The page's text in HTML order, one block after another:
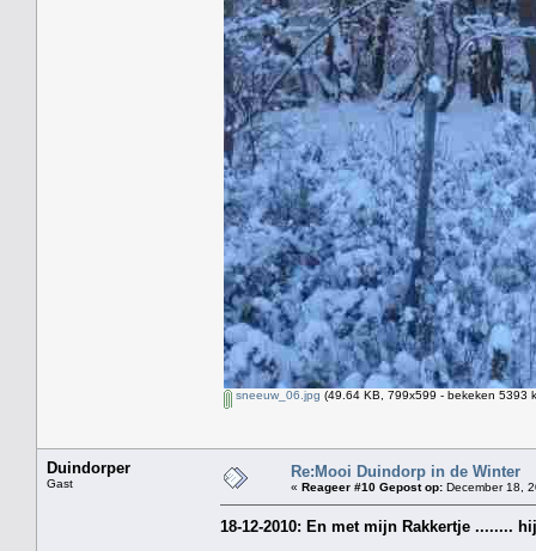
sneeuw_06.jpg (49.64 KB, 799x599 - bekeken 5393
Duindorper
Gast
Re:Mooi Duindorp in de Winter
« Reageer #10 Gepost op: December 18,
18-12-2010: En met mijn Rakkertje ........